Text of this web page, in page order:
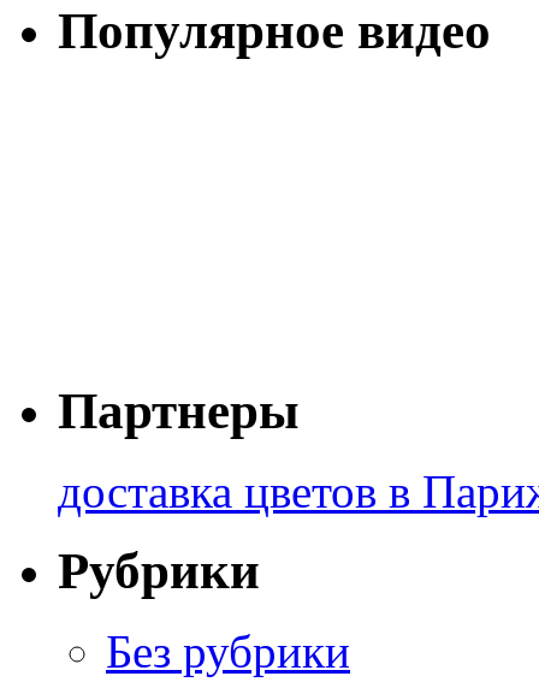
Популярное видео
Партнеры
доставка цветов в
Рубрики
Без рубрики